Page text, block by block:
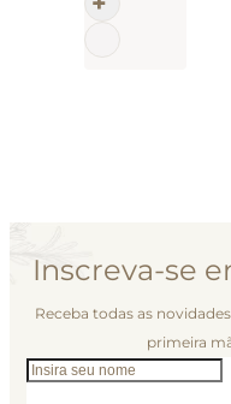
Inscreva-se
Receba todas as
primeira